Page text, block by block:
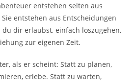
entstehen selten aus
entstehen aus Entscheidungen
dir erlaubst, einfach loszugehen,
zur eigenen Zeit.
als er scheint: Statt zu planen,
erlebe. Statt zu warten,